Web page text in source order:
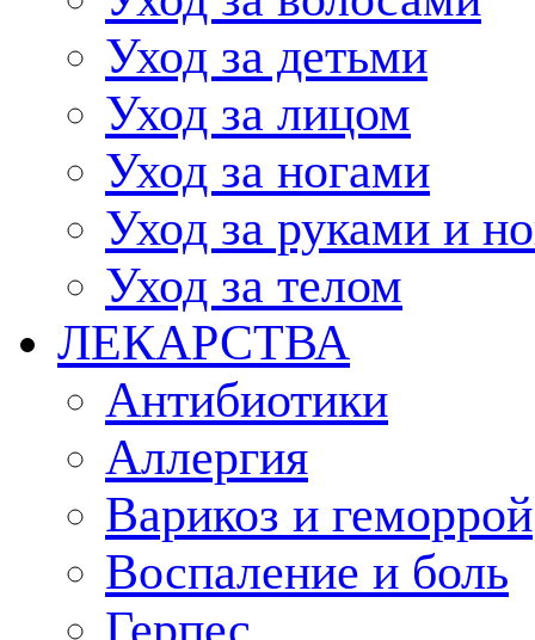
Уход за детьми
Уход за лицом
Уход за ногами
Уход за руками и
Уход за телом
ЛЕКАРСТВА
Антибиотики
Аллергия
Варикоз и геморрой
Воспаление и боль